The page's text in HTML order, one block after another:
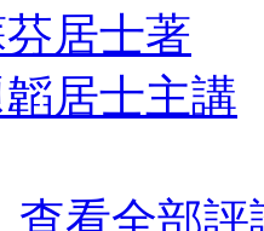
居士著
居士主講
查看全部評